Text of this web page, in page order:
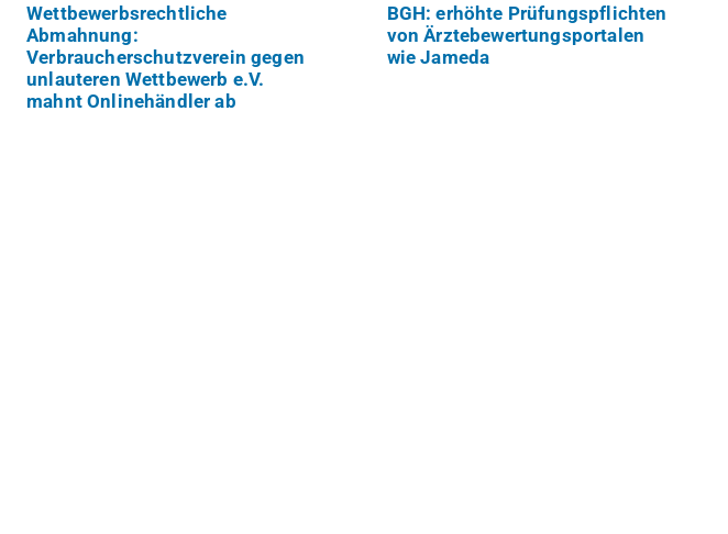
Wettbewerbsrechtliche
Abmahnung:
Verbraucherschutzverein gegen
unlauteren Wettbewerb e.V.
mahnt Onlinehändler ab
BGH: erhöhte Prüfungspflichten
von Ärztebewertungsportalen
wie Jameda